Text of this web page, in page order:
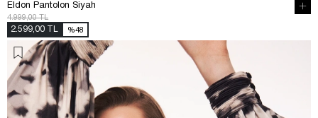
Eldon Pantolon Siyah
4.999,00 TL
2.599,00 TL %48